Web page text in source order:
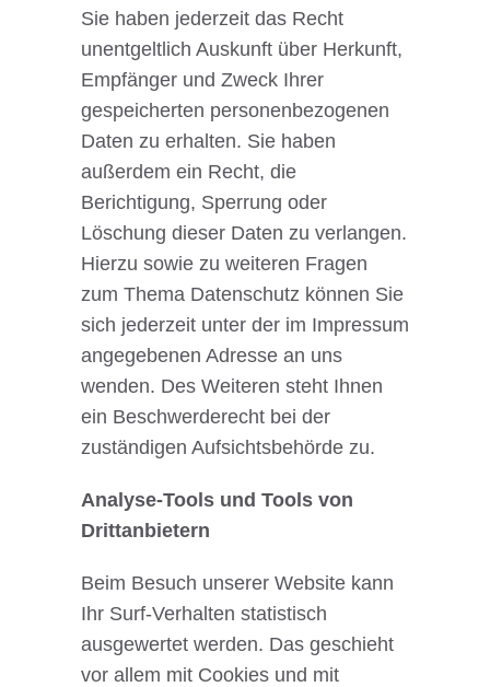
Sie haben jederzeit das Recht
unentgeltlich Auskunft über Herkunft,
Empfänger und Zweck Ihrer
gespeicherten personenbezogenen
Daten zu erhalten. Sie haben
außerdem ein Recht, die
Berichtigung, Sperrung oder
Löschung dieser Daten zu verlangen.
Hierzu sowie zu weiteren Fragen
zum Thema Datenschutz können Sie
sich jederzeit unter der im Impressum
angegebenen Adresse an uns
wenden. Des Weiteren steht Ihnen
ein Beschwerderecht bei der
zuständigen Aufsichtsbehörde zu.
Analyse-Tools und Tools von
Drittanbietern
Beim Besuch unserer Website kann
Ihr Surf-Verhalten statistisch
ausgewertet werden. Das geschieht
vor allem mit Cookies und mit